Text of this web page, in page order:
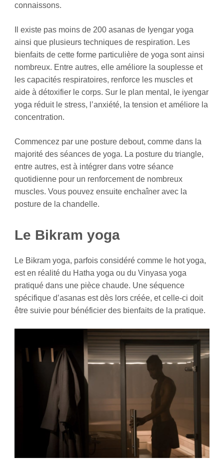
connaissons.
Il existe pas moins de 200 asanas de Iyengar yoga
ainsi que plusieurs techniques de respiration. Les
bienfaits de cette forme particulière de yoga sont ainsi
nombreux. Entre autres, elle améliore la souplesse et
les capacités respiratoires, renforce les muscles et
aide à détoxifier le corps. Sur le plan mental, le iyengar
yoga réduit le stress, l’anxiété, la tension et améliore la
concentration.
Commencez par une posture debout, comme dans la
majorité des séances de yoga. La posture du triangle,
entre autres, est à intégrer dans votre séance
quotidienne pour un renforcement de nombreux
muscles. Vous pouvez ensuite enchaîner avec la
posture de la chandelle.
Le Bikram yoga
Le Bikram yoga, parfois considéré comme le hot yoga,
est en réalité du Hatha yoga ou du Vinyasa yoga
pratiqué dans une pièce chaude. Une séquence
spécifique d’asanas est dès lors créée, et celle-ci doit
être suivie pour bénéficier des bienfaits de la pratique.